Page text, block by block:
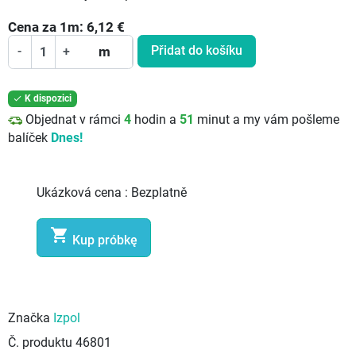
Cena za 1 m: 6,12 €
- + m Přidat do košíku
 K dispozici
Objednat v rámci 4 hodin a 51 minut a my vám pošleme
balíček Dnes!
Ukázková cena : Bezplatně
 Kup próbkę
Značka Izpol
Č. produktu 46801